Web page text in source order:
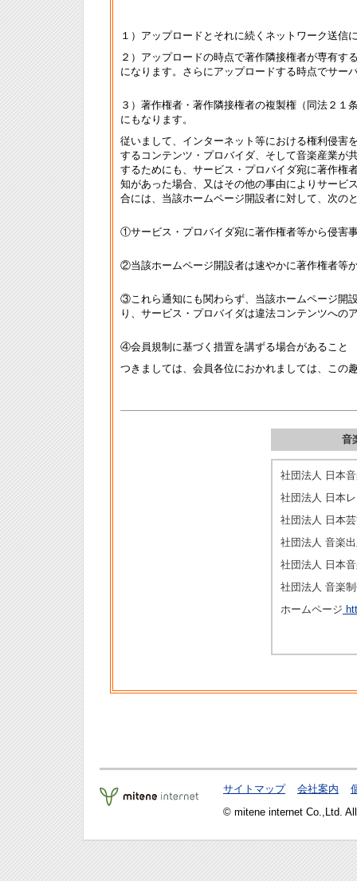
１）アップロードとそれに続くネットワーク送信
２）アップロードの時点で著作隣接権者が専有す
になります。さらにアップロードする時点でサー
３）著作権者・著作隣接権者の複製権（同法２１
にもなります。
従いまして、インターネット等における権利侵害
するコンテンツ・プロバイダ、そして音楽産業が
するためにも、サービス・プロバイダ宛に著作権
知があった場合、又はその他の事由によりサービ
合には、当該ホームページ開設者に対して、次の
①サービス・プロバイダ宛に著作権者等から侵害
②当該ホームページ開設者は速やかに著作権者等
③これら通知にも関わらず、当該ホームページ開
り、サービス・プロバイダは違法コンテンツへの
④会員規制に基づく措置を講ずる場合があること
つきましては、会員各位におかれましては、この
音
社団法人 日本
社団法人 日本
社団法人 日本
社団法人 音楽
社団法人 日本
社団法人 音楽
ホームページ
サイトマップ 会社案内
© mitene internet Co.,Ltd.